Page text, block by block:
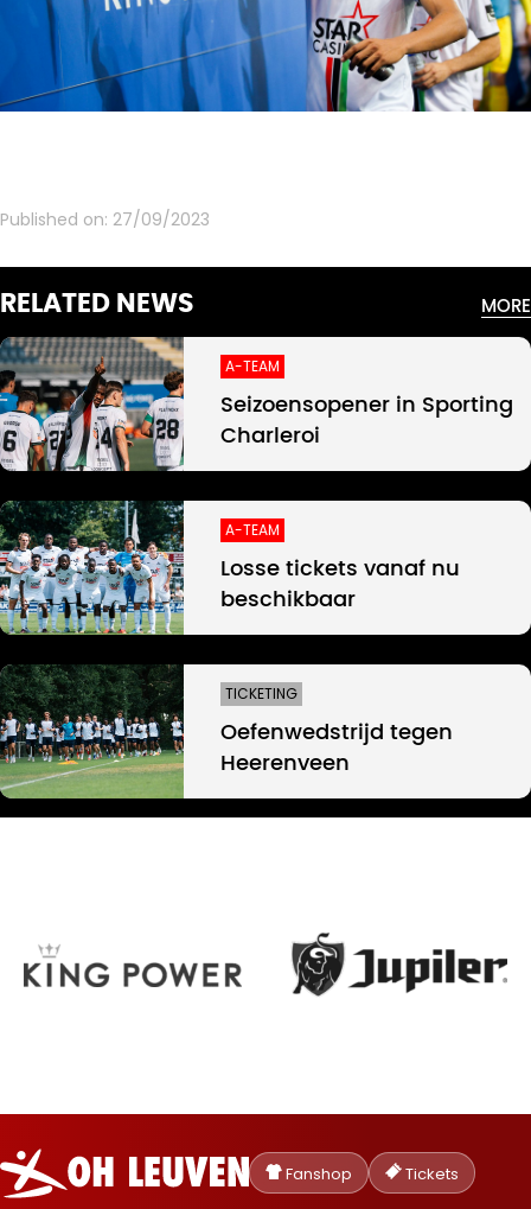
Published on: 27/09/2023
RELATED NEWS MORE
A-TEAM
Seizoensopener in Sporting
Charleroi
A-TEAM
Losse tickets vanaf nu
beschikbaar
TICKETING
Oefenwedstrijd tegen
Heerenveen
Oud-
Heverlee
Leuven
Fanshop Tickets